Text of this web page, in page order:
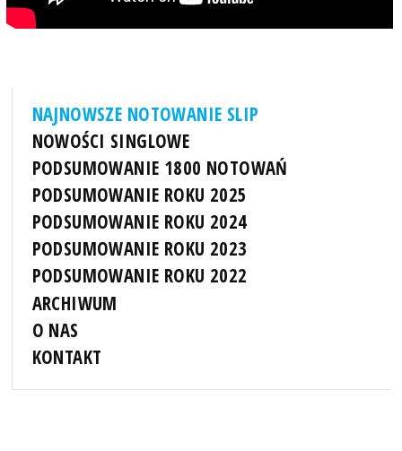
NAJNOWSZE NOTOWANIE SLIP
NOWOŚCI SINGLOWE
PODSUMOWANIE 1800 NOTOWAŃ
PODSUMOWANIE ROKU 2025
PODSUMOWANIE ROKU 2024
PODSUMOWANIE ROKU 2023
PODSUMOWANIE ROKU 2022
ARCHIWUM
O NAS
KONTAKT